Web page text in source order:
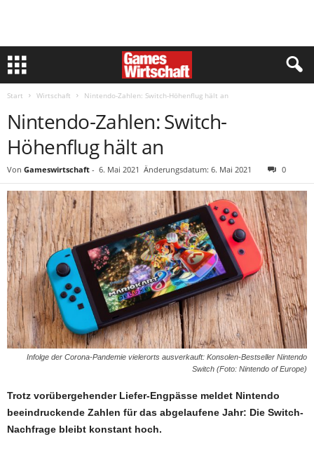
Start Wirtschaft Nintendo-Zahlen: Switch-Höhenflug hält an
Nintendo-Zahlen: Switch-
Höhenflug hält an
Von Gameswirtschaft - 6. Mai 2021 Änderungsdatum: 6. Mai 2021 0
Infolge der Corona-Pandemie vielerorts ausverkauft: Konsolen-Bestseller Nintendo
Switch (Foto: Nintendo of Europe)
Trotz vorübergehender Liefer-Engpässe meldet Nintendo
beeindruckende Zahlen für das abgelaufene Jahr: Die Switch-
Nachfrage bleibt konstant hoch.